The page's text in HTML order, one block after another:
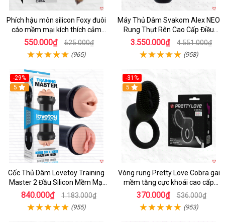
Phích hậu môn silicon Foxy đuôi
cáo mềm mại kích thích cảm
giác mới
550.000₫ 625.000₫
(965)
Máy Thủ Dâm Svakom Alex NEO
Rung Thụt Rên Cao Cấp Điều
Khiển App
3.550.000₫ 4.551.000₫
(958)
-29%
Hot
5
Cốc Thủ Dâm Lovetoy Training
Master 2 Đầu Silicon Mềm Mại
Tiện Lợi
840.000₫ 1.183.000₫
(955)
-31%
5
Vòng rung Pretty Love Cobra gai
mềm tăng cực khoái cao cấp
chính hãng
370.000₫ 536.000₫
(953)